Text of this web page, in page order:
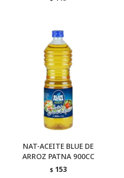
NAT-ACEITE BLUE DE
ARROZ PATNA 900CC
$ 153